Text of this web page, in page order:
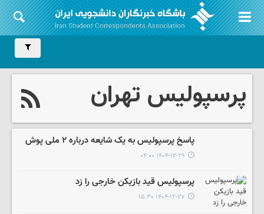
پرسپولیس تهران
پاسخ پرسپولیس به یک شایعه درباره ۲ ملی پوش
۱۴۰۴-۱۲-۲۹ ۰۴:۰۰
پرسپولیس قید بازیکن خارجی را زد
۱۴۰۴-۱۲-۲۷ ۱۵:۳۰